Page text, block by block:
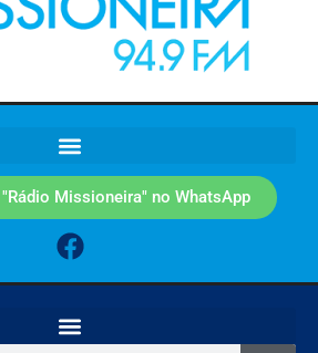
Missioneira" no WhatsApp